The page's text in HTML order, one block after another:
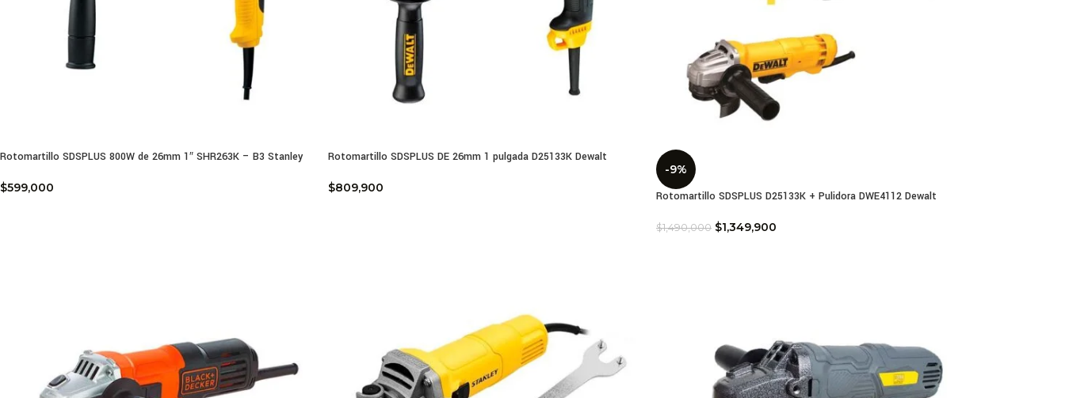
Rotomartillo SDSPLUS 800W de 26mm 1″ SHR263K – B3 Stanley
$599,000
Rotomartillo SDSPLUS DE 26mm 1 pulgada D25133K Dewalt
$809,900
-9%
Rotomartillo SDSPLUS D25133K + Pulidora DWE4112 Dewalt
$1,490,000 $1,349,900